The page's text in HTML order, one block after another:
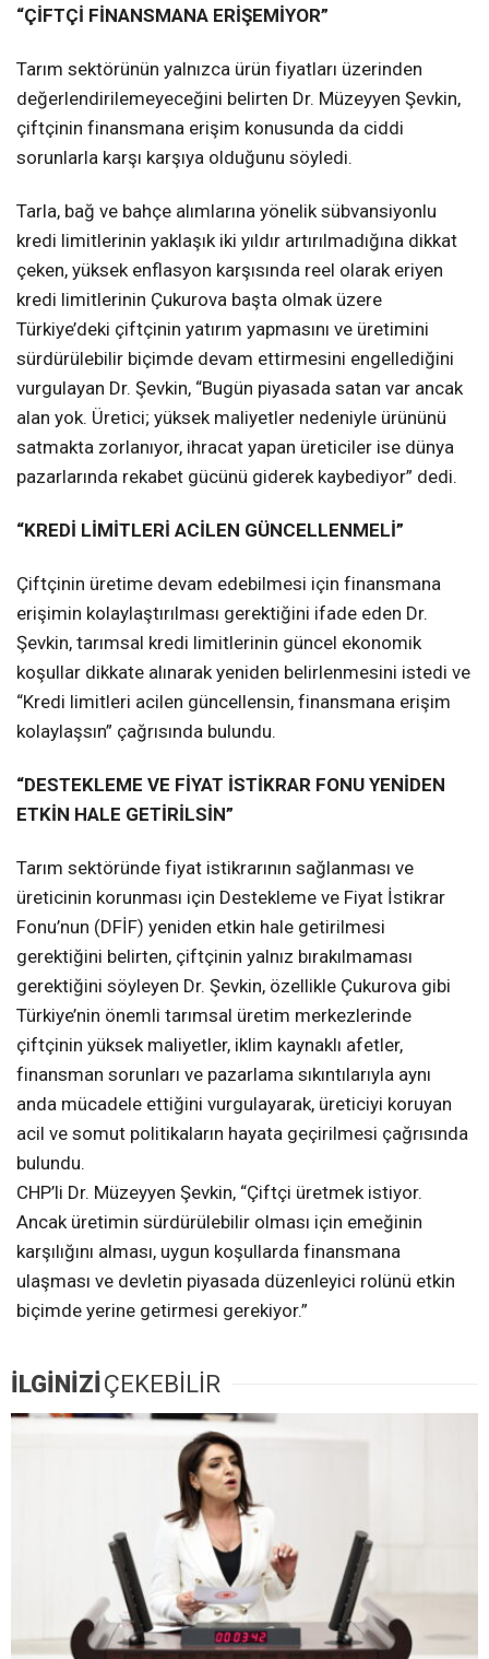
“ÇİFTÇİ FİNANSMANA ERİŞEMİYOR”
Tarım sektörünün yalnızca ürün fiyatları üzerinden
değerlendirilemeyeceğini belirten Dr. Müzeyyen Şevkin,
çiftçinin finansmana erişim konusunda da ciddi
sorunlarla karşı karşıya olduğunu söyledi.
Tarla, bağ ve bahçe alımlarına yönelik sübvansiyonlu
kredi limitlerinin yaklaşık iki yıldır artırılmadığına dikkat
çeken, yüksek enflasyon karşısında reel olarak eriyen
kredi limitlerinin Çukurova başta olmak üzere
Türkiye’deki çiftçinin yatırım yapmasını ve üretimini
sürdürülebilir biçimde devam ettirmesini engellediğini
vurgulayan Dr. Şevkin, “Bugün piyasada satan var ancak
alan yok. Üretici; yüksek maliyetler nedeniyle ürününü
satmakta zorlanıyor, ihracat yapan üreticiler ise dünya
pazarlarında rekabet gücünü giderek kaybediyor” dedi.
“KREDİ LİMİTLERİ ACİLEN GÜNCELLENMELİ”
Çiftçinin üretime devam edebilmesi için finansmana
erişimin kolaylaştırılması gerektiğini ifade eden Dr.
Şevkin, tarımsal kredi limitlerinin güncel ekonomik
koşullar dikkate alınarak yeniden belirlenmesini istedi ve
“Kredi limitleri acilen güncellensin, finansmana erişim
kolaylaşsın” çağrısında bulundu.
“DESTEKLEME VE FİYAT İSTİKRAR FONU YENİDEN
ETKİN HALE GETİRİLSİN”
Tarım sektöründe fiyat istikrarının sağlanması ve
üreticinin korunması için Destekleme ve Fiyat İstikrar
Fonu’nun (DFİF) yeniden etkin hale getirilmesi
gerektiğini belirten, çiftçinin yalnız bırakılmaması
gerektiğini söyleyen Dr. Şevkin, özellikle Çukurova gibi
Türkiye’nin önemli tarımsal üretim merkezlerinde
çiftçinin yüksek maliyetler, iklim kaynaklı afetler,
finansman sorunları ve pazarlama sıkıntılarıyla aynı
anda mücadele ettiğini vurgulayarak, üreticiyi koruyan
acil ve somut politikaların hayata geçirilmesi çağrısında
bulundu.
CHP’li Dr. Müzeyyen Şevkin, “Çiftçi üretmek istiyor.
Ancak üretimin sürdürülebilir olması için emeğinin
karşılığını alması, uygun koşullarda finansmana
ulaşması ve devletin piyasada düzenleyici rolünü etkin
biçimde yerine getirmesi gerekiyor.”
İLGİNİZİ ÇEKEBİLİR